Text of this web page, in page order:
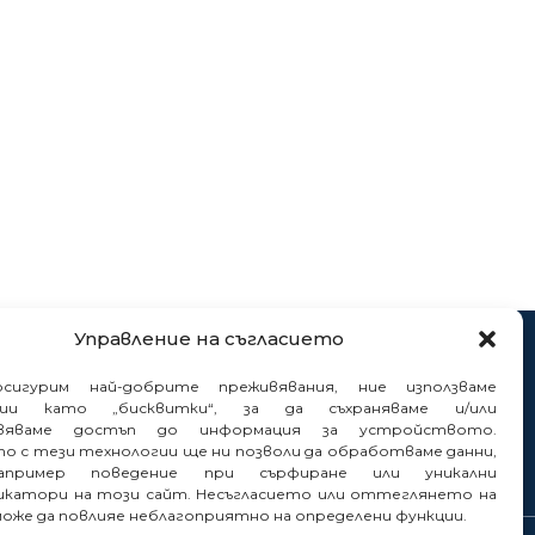
Управление на съгласието
най-добрите преживявания, ние използваме
като „бисквитки“, за да съхраняваме и/или
достъп до информация за устройството.
с тези технологии ще ни позволи да обработваме данни,
поведение при сърфиране или уникални
на този сайт. Несъгласието или оттеглянето на
да повлияе неблагоприятно на определени функции.